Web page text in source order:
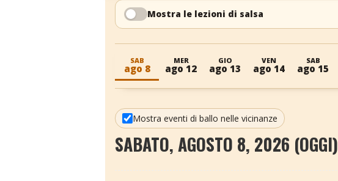
Mostra le lezioni di salsa
SAB
ago 8
MER
ago 12
GIO
ago 13
VEN
ago 14
SAB
ago 15
Mostra eventi di ballo nelle vicinanze
SABATO, AGOSTO 8, 2026 (OGGI)